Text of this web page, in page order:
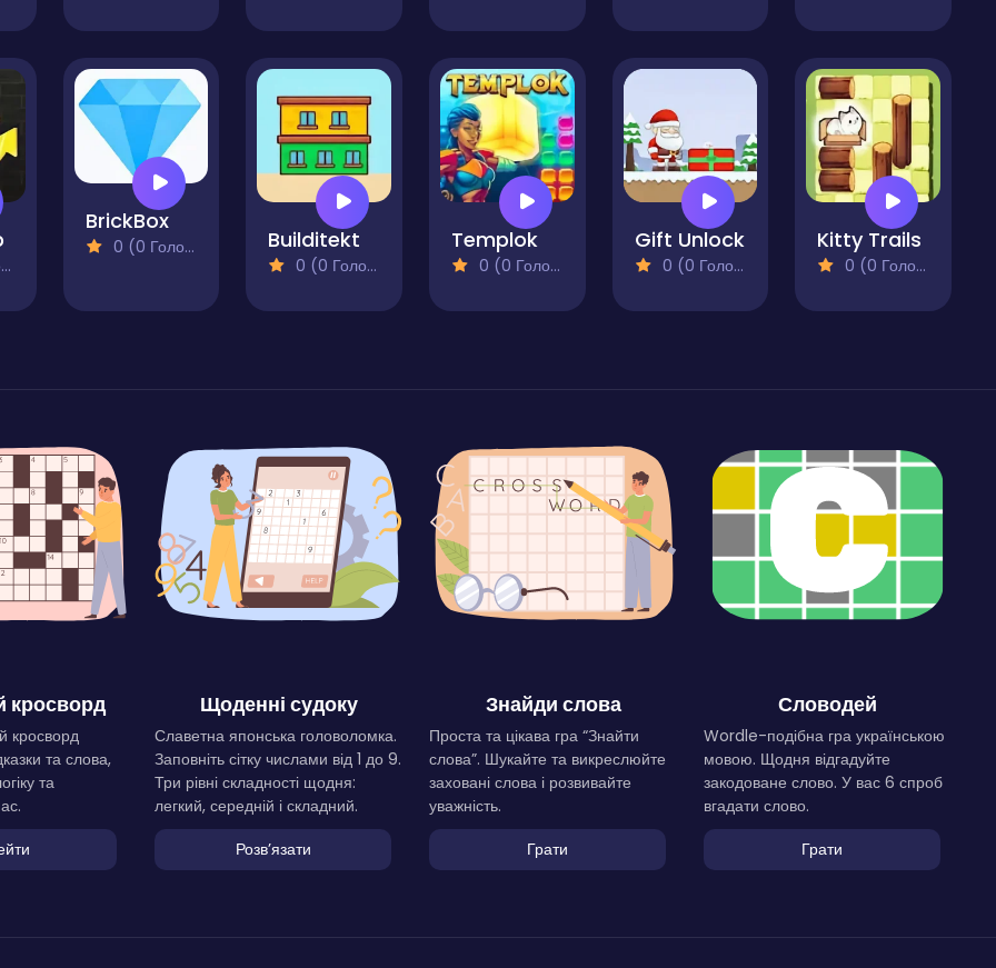
BrickBox
0 (0 Голосів) Builditekt
0 (0 Голосів)
Templok
0 (0 Голосів)
Gift Unlock
0 (0 Голосів)
Kitty Trails
0 (0 Голосів)
кросворд
кросворд
та слова,
та
Щоденні судоку
Славетна японська головоломка.
Заповніть сітку числами від 1 до 9.
Три рівні складності щодня:
легкий, середній і складний.
Розвʼязати
Знайди слова
Проста та цікава гра “Знайти
слова”. Шукайте та викреслюйте
заховані слова і розвивайте
уважність.
Грати
Словодей
Wordle-подібна гра українською
мовою. Щодня відгадуйте
закодоване слово. У вас 6 спроб
вгадати слово.
Грати